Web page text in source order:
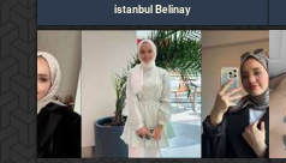
istanbul Belinay